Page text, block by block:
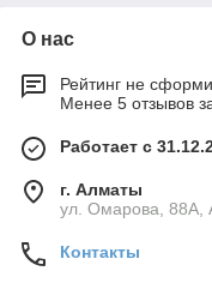
О нас
Рейтинг не
Менее 5 отзывов
Работает с
г. Алматы
ул. Омарова, 88А,
Контакты